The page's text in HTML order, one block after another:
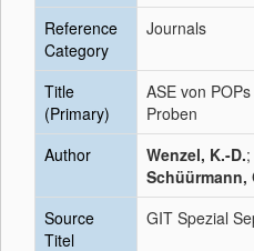
Reference
Category
Journals
Title
(Primary)
ASE von
Proben
Author
Wenzel, K.-D.;
Schüürmann,
Source
Titel
GIT Spezial